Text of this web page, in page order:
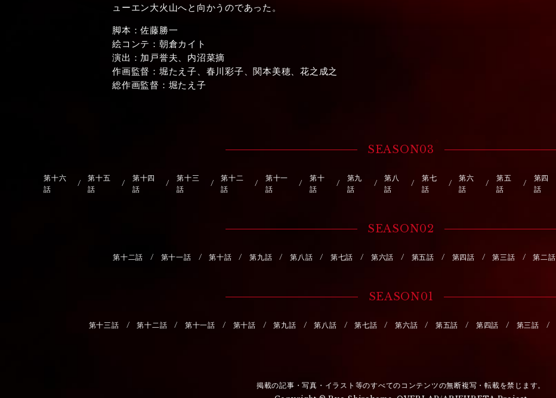
ューエン大火山へと向かうのであった。
脚本：佐藤勝一
絵コンテ：朝倉カイト
演出：加戸誉夫、内沼菜摘
作画監督：堀たえ子、春川彩子、関本美穂、花之成之
総作画監督：堀たえ子
SEASON03
第十六
話
第十五
話
第十四
話
第十三
話
第十二
話
第十一
話
第十
話
第九
話
第八
話
第七
話
第六
話
第五
話
第四
話
SEASON02
第十二話 第十一話 第十話 第九話 第八話 第七話 第六話 第五話 第四話 第三話 第二話
SEASON01
第十三話 第十二話 第十一話 第十話 第九話 第八話 第七話 第六話 第五話 第四話 第三話
掲載の記事・写真・イラスト等のすべてのコンテンツの無断複写・転載を禁じます。